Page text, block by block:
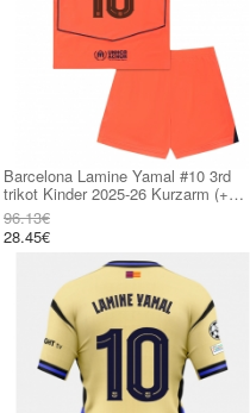
Barcelona Lamine Yamal #10 3rd
trikot Kinder 2025-26 Kurzarm (+
kurze hosen)
96.13€
28.45€